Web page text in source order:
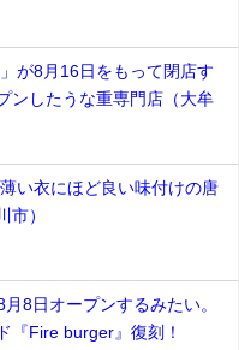
が8月16日をもって閉店す
ンしたうな重専門店（大牟
い衣にほど良い味付けの唐
市）
8日オープンするみたい。
『Fire burger』復刻！